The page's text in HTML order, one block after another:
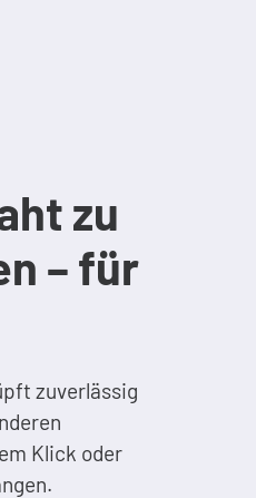
zu
– für
zuverlässig
Klick oder